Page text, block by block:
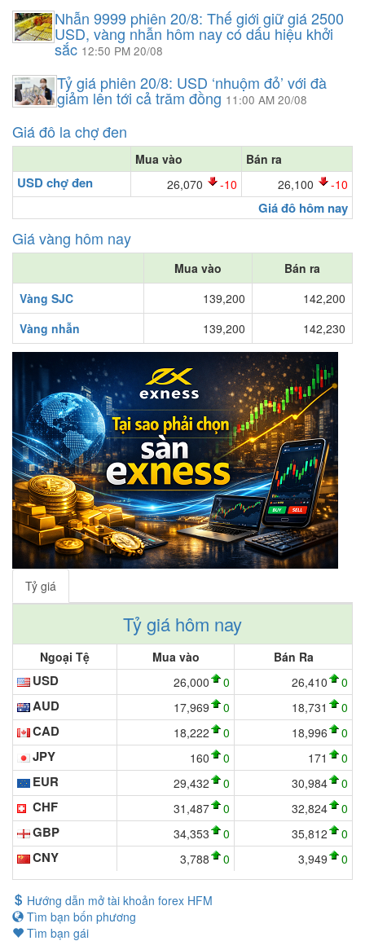
Nhẫn 9999 phiên 20/8: Thế giới giữ giá 2500
USD, vàng nhẫn hôm nay có dấu hiệu khởi
sắc 12:50 PM 20/08
Tỷ giá phiên 20/8: USD ‘nhuộm đỏ’ với đà
giảm lên tới cả trăm đồng 11:00 AM 20/08
Giá đô la chợ đen
Mua vào Bán ra
USD chợ đen 26,070 -10 26,100 -10
Giá đô hôm nay
Giá vàng hôm nay
Mua vào
Bán ra
Vàng SJC
139,200
142,200
Vàng nhẫn
139,200 142,230
Tỷ giá
Tỷ giá hôm nay
Ngoại Tệ Mua vào Bán Ra
USD 26,000 0 26,410 0
AUD 17,969 0 18,731 0
CAD 18,222 0 18,996 0
JPY 160 0 171 0
EUR 29,432 0 30,984 0
CHF 31,487 0 32,824 0
GBP 34,353 0 35,812 0
CNY 3,788 0 3,949 0
Hướng dẫn mở tài khoản forex HFM
Tìm bạn bốn phương
Tìm bạn gái